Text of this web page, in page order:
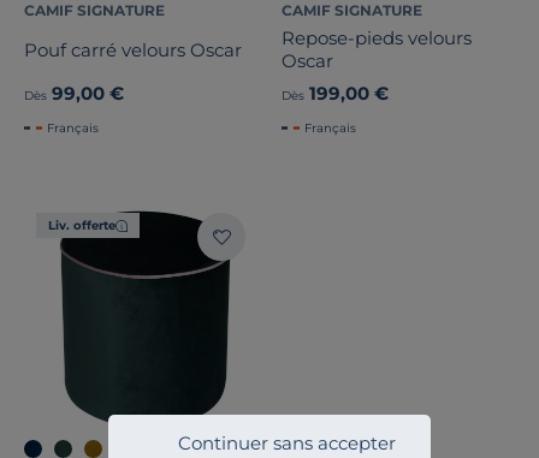
Continuer sans accepter
CAMIF SIGNATURE
Pouf carré velours Oscar
Dès 99,00 €
Français
CAMIF SIGNATURE
Repose-pieds velours
Oscar
Dès 199,00 €
Français
Liv. offerte
Marque
Stock